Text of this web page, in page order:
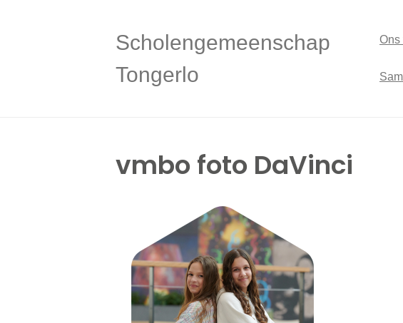
Scholengemeenschap
Tongerlo
Ons
vmbo foto DaVinci